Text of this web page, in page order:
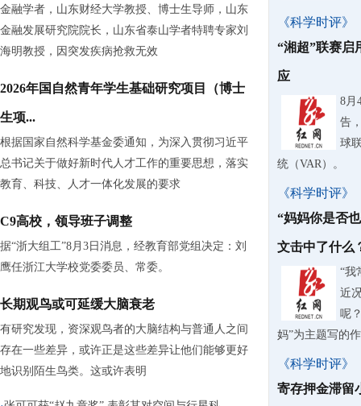
金融学者，山东财经大学教授、博士生导师，山东
金融发展研究院院长，山东省泰山学者特聘专家刘
海明教授，因突发疾病抢救无效
2026年国自然青年学生基础研究项目（博士
生项...
根据国家自然科学基金委通知，为深入贯彻习近平
总书记关于做好新时代人才工作的重要思想，落实
教育、科技、人才一体化发展的要求
C9高校，领导班子调整
据“浙大组工”8月3日消息，经教育部党组决定：刘
鹰任浙江大学校党委委员、常委。
长期观鸟或可延缓大脑衰老
有研究发现，资深观鸟者的大脑结构与普通人之间
存在一些差异，或许正是这些差异让他们能够更好
地识别陌生鸟类。这或许表明
《科学时评》
“湘超”联赛启
应
8月
告
球
统（VAR）。
《科学时评》
“妈妈你是否
文击中了什么
“我
近
呢
妈”为主题写的
《科学时评》
寄存押金滞留